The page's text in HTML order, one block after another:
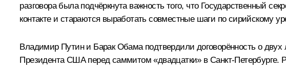
разговора была подчёркнута важность того, что Государственный
контакте и стараются выработать совместные шаги по сирийскому
Владимир Путин и Барак Обама подтвердили договорённость о
Президента США перед саммитом «двадцатки» в Санкт-Петербурге.